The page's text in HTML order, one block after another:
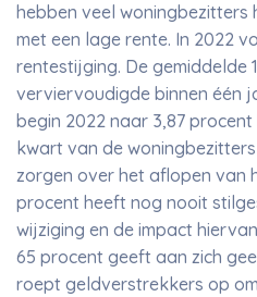
hebben veel
met een lage rente. In 2022
rentestijging. De gemiddelde
verviervoudigde binnen één
begin 2022 naar 3,87
kwart van de
zorgen over het aflopen van
procent heeft nog nooit
wijziging en de impact
65 procent geeft aan zich
roept geldverstrekkers op